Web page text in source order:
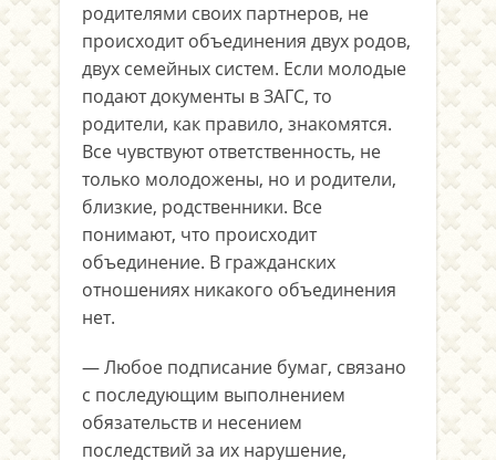
родителями своих партнеров, не
происходит объединения двух родов,
двух семейных систем. Если молодые
подают документы в ЗАГС, то
родители, как правило, знакомятся.
Все чувствуют ответственность, не
только молодожены, но и родители,
близкие, родственники. Все
понимают, что происходит
объединение. В гражданских
отношениях никакого объединения
нет.
— Любое подписание бумаг, связано
с последующим выполнением
обязательств и несением
последствий за их нарушение,